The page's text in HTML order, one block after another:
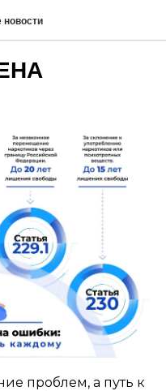
проблем, а путь к